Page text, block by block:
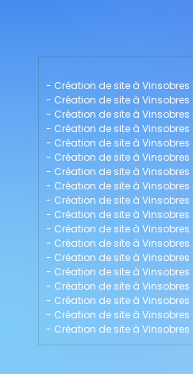
- Création de site à
- Création de site à Vinsobres
- Création de site à
- Création de site à
- Création de site à
- Création de site à
- Création de site à
- Création de site à
- Création de site à
- Création de site à
- Création de site à
- Création de site à
- Création de site à
- Création de site à
- Création de site à
- Création de site à
- Création de site à
- Création de site à